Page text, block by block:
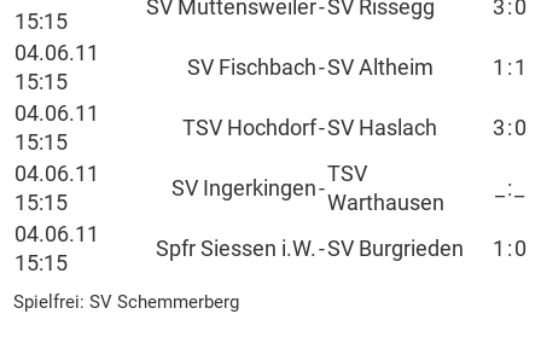
15:15
SV Muttensweiler-SV Rissegg 3 : 0
04.06.11
15:15
SV Fischbach-SV Altheim 1 : 1
04.06.11
15:15
TSV Hochdorf-SV Haslach 3 : 0
04.06.11
15:15
SV Ingerkingen-
TSV
Warthausen
:
04.06.11
15:15
Spfr Siessen i.W.-SV Burgrieden 1 : 0
Spielfrei: SV Schemmerberg